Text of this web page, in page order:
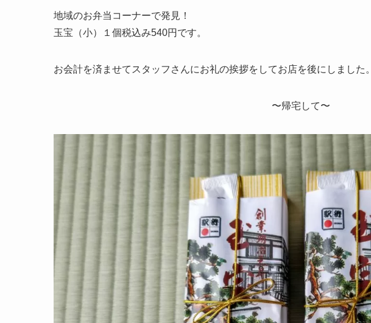
地域のお弁当コーナーで発見！
玉宝（小）１個税込み540円です。
お会計を済ませてスタッフさんにお礼の挨拶をしてお店を後にしました。
〜帰宅して〜